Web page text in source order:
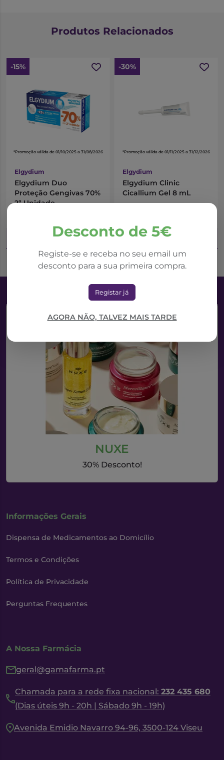
Desconto de 5€
Registe-se e receba no seu email um
desconto para a sua primeira compra.
Registar já
AGORA NÃO, TALVEZ MAIS TARDE
Produtos Relacionados
-15%
*Promoção válida de 01/10/2025 a 31/08/2026
Elgydium
Elgydium Duo
Proteção Gengivas 70%
2ª Unidade
Adicionar ao Carrinho
-30%
*Promoção válida de 01/11/2025 a 31/12/2026
Elgydium
Elgydium Clinic
Cicallium Gel 8 mL
Adicionar ao Carrinho
NUXE
30% Desconto!
Informações Gerais
Dispensa de Medicamentos ao Domicílio
Termos e Condições
Política de Privacidade
Perguntas Frequentes
A Nossa Farmácia
geral@gamafarma.pt
Chamada para a rede fixa nacional: 232 435 680
(Dias úteis 9h - 20h | Sábado 9h - 19h)
Avenida Emidio Navarro 94-96, 3500-124 Viseu